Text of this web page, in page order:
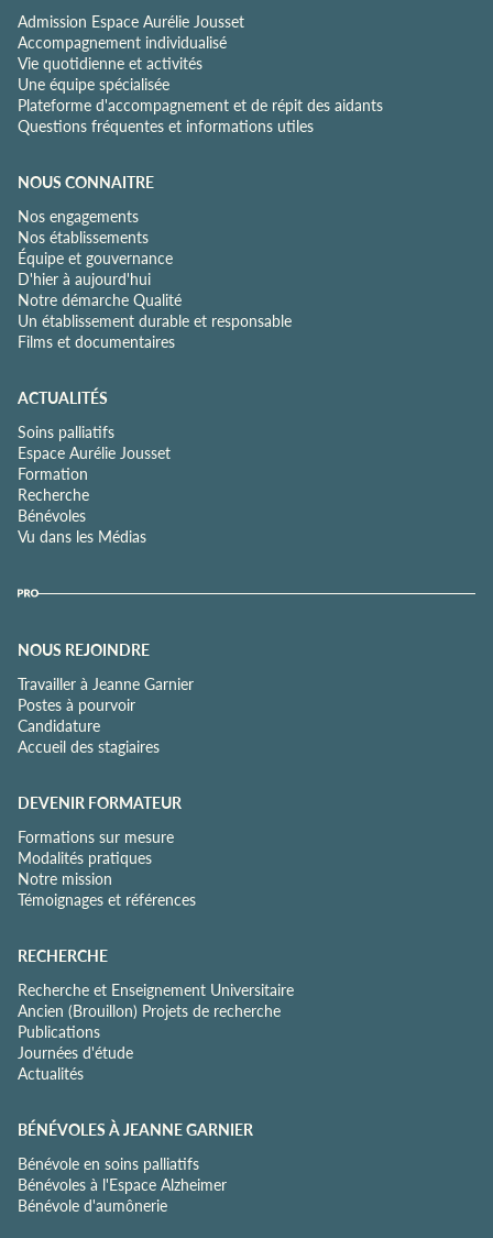
Admission Espace Aurélie Jousset
Accompagnement individualisé
Vie quotidienne et activités
Une équipe spécialisée
Plateforme d'accompagnement et de répit des aidants
Questions fréquentes et informations utiles
NOUS CONNAITRE
Nos engagements
Nos établissements
Équipe et gouvernance
D'hier à aujourd'hui
Notre démarche Qualité
Un établissement durable et responsable
Films et documentaires
ACTUALITÉS
Soins palliatifs
Espace Aurélie Jousset
Formation
Recherche
Bénévoles
Vu dans les Médias
NOUS REJOINDRE
Travailler à Jeanne Garnier
Postes à pourvoir
Candidature
Accueil des stagiaires
DEVENIR FORMATEUR
Formations sur mesure
Modalités pratiques
Notre mission
Témoignages et références
RECHERCHE
Recherche et Enseignement Universitaire
Ancien (Brouillon) Projets de recherche
Publications
Journées d'étude
Actualités
BÉNÉVOLES À JEANNE GARNIER
Bénévole en soins palliatifs
Bénévoles à l'Espace Alzheimer
Bénévole d'aumônerie